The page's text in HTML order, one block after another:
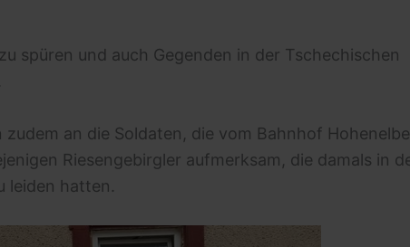
spüren und auch Gegenden in der Tschechischen
an die Soldaten, die vom Bahnhof Hohenelbe
Riesengebirgler aufmerksam, die damals in
leiden hatten.